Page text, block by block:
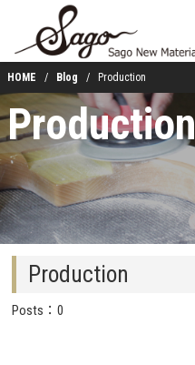
HOME Blog Production
Production
Production
Posts：0